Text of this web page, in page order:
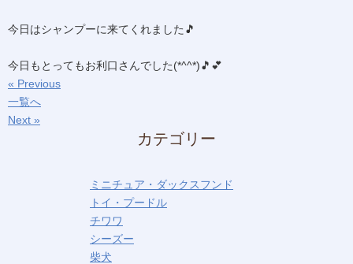
今日はシャンプーに来てくれました🎵
今日もとってもお利口さんでした(*^^*)🎵💕
« Previous
一覧へ
Next »
カテゴリー
ミニチュア・ダックスフンド
トイ・プードル
チワワ
シーズー
柴犬